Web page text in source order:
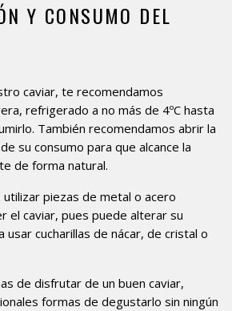
Y CONSUMO DEL
caviar, te recomendamos
refrigerado a no más de 4ºC hasta
También recomendamos abrir la
su consumo para que alcance la
de forma natural.
piezas de metal o acero
el caviar, pues puede alterar su
usar cucharillas de nácar, de cristal o
de disfrutar de un buen caviar,
formas de degustarlo sin ningún